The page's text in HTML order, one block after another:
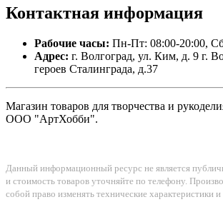
Контактная информация
Рабочие часы: Пн-Пт: 08:00-20:00,
Адрес: г. Волгоград, ул. Ким, д. 9 г.
героев Сталинграда, д.37
Магазин товаров для творчества и
ООО "АртХобби".
Данный информационный ресурс не является
и стоимость товаров уточняйте по телефону.
собой право изменять технические характеристики